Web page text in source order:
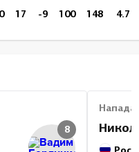
17 -9 100 148 4.7
8